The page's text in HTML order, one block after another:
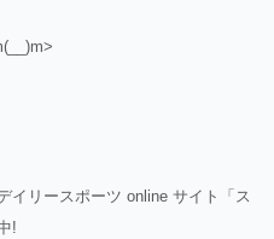
イリースポーツ online サイト「ス
!